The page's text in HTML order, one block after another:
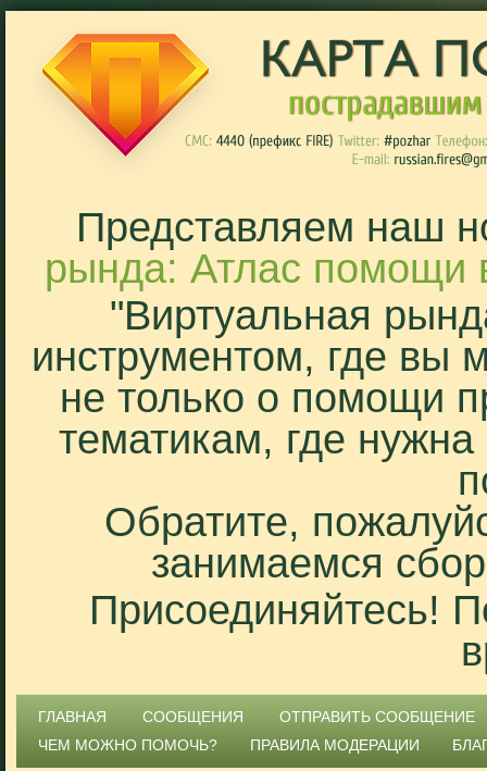
Представляем наш
рында: Атлас помощи
"Виртуальная
инструментом, где вы
не только о помощи
тематикам, где
Обратите,
занимаемся
Присоединяйтесь!
ГЛАВНАЯ СООБЩЕНИЯ
ОТПРАВИТЬ СООБЩЕНИЕ
ЧЕМ МОЖНО ПОМОЧЬ?
ПРАВИЛА МОДЕРАЦИИ